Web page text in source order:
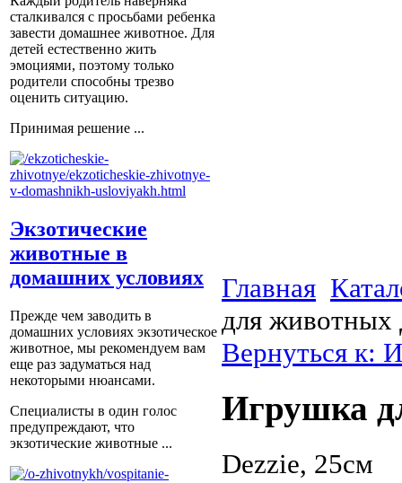
сталкивался с просьбами ребенка
завести домашнее животное. Для
детей естественно жить
эмоциями, поэтому только
родители способны трезво
оценить ситуацию.
Принимая решение ...
Экзотические
животные в
домашних условиях
Прежде чем заводить в
домашних условиях экзотическое
животное, мы рекомендуем вам
еще раз задуматься над
некоторыми нюансами.
Специалисты в один голос
предупреждают, что
экзотические животные ...
Главная
для животных
Вернуться к:
Игрушка
Dezzie, 25см